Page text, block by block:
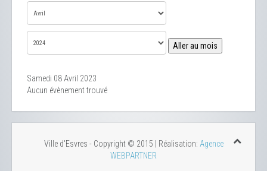
Aller au mois
Samedi 08 Avril 2023
Aucun évènement trouvé
Ville d'Esvres - Copyright © 2015 | Réalisation: Agence
WEBPARTNER